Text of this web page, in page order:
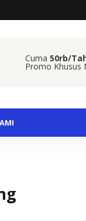
Cuma 50rb/
Promo Khusus